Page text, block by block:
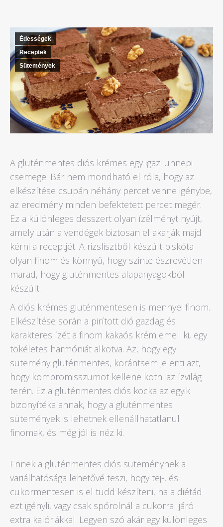
Édességek
Receptek
Sütemények
A gluténmentes diós krémes egy igazi ünnepi
csemege. Bár nem mondható el róla, hogy az
elkészítése csupán néhány percet venne igénybe,
az eredmény minden befektetett percet megér.
Ez a különleges desszert olyan ízélményt nyújt,
amely után a vendégek biztosan el akarják majd
kérni a receptjét. A rizslisztből készült piskóta
olyan finom és könnyű, hogy szinte észrevétlen
marad, hogy gluténmentes alapanyagokból
készült.
A diós krémes gluténmentesen is mennyei finom.
Elkészítése során a pirított dió gazdag és
karakteres ízét a finom kakaós krém emeli ki, egy
tökéletes harmóniát alkotva. Az, hogy egy
sütemény gluténmentes, korántsem jelenti azt,
hogy kompromisszumot kellene kötni az ízvilág
terén. Ez a gluténmentes diós kocka az egyik
bizonyítéka annak, hogy a gluténmentes
sütemények is lehetnek ellenállhatatlanul
finomak, és még jól is néz ki.
Ennek a gluténmentes diós süteménynek a
variálhatósága lehetővé teszi, hogy tej-, és
cukormentesen is el tudd készíteni, ha a diétád
ezt igényli, vagy csak spórolnál a cukorral járó
extra kalóriákkal. Legyen szó akár egy különleges